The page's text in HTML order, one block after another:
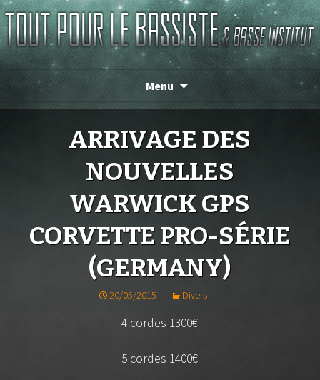
TOUT POUR LE BASSISTE
de basse depuis 1986 !
Menu
ARRIVAGE DES
NOUVELLES
WARWICK GPS
CORVETTE PRO-SÉRIE
(GERMANY)
20/05/2015 Divers
4 cordes 1300€
5 cordes 1400€